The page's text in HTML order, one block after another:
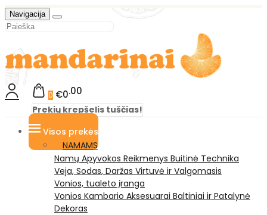
Navigacija
0 €0 00
Prekių krepšelis tuščias!
Visos prekės
NAMAMS
Namų Apyvokos Reikmenys Buitinė Technika
Veja, Sodas, Daržas Virtuvė ir Valgomasis
Vonios, tualeto įranga
Vonios Kambario Aksesuarai Baltiniai ir Patalynė
Dekoras